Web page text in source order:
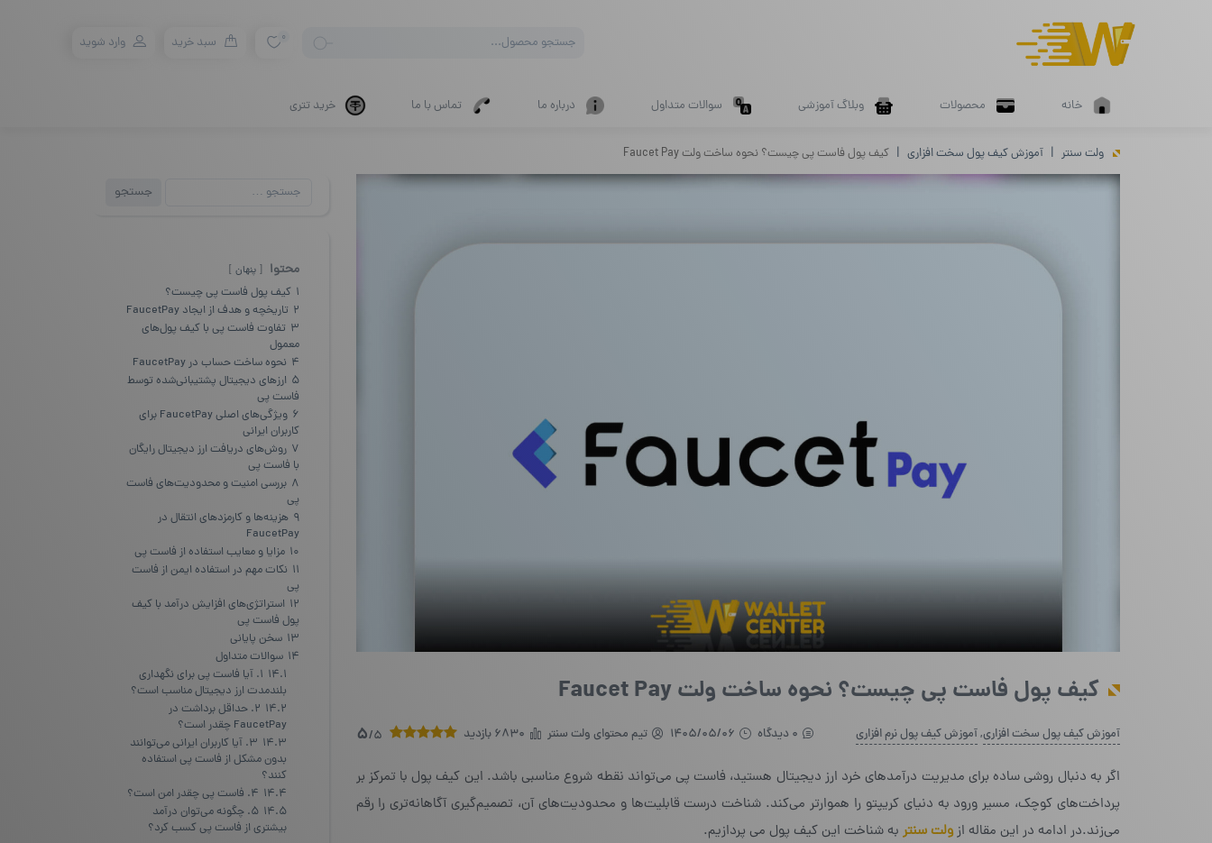
search
0 سبد خرید وارد شوید
خانه محصولات وبلاگ آموزشی سوالات متداول درباره ما تماس با ما خرید تتری
ولت سنتر آموزش کیف پول سخت افزاری کیف پول فاست پی چیست؟ نحوه ساخت ولت Faucet Pay
کیف پول فاست پی چیست؟ نحوه ساخت ولت Faucet Pay
آموزش کیف پول سخت افزاری,آموزش کیف پول نرم افزاری 0 دیدگاه 1405/05/06 تیم محتوای ولت سنتر 6830 بازدید 5/5
اگر به دنبال روشی ساده برای مدیریت درآمدهای خرد ارز دیجیتال هستید، فاست پی می‌تواند نقطه شروع مناسبی باشد. این کیف پول با تمرکز بر
پرداخت‌های کوچک، مسیر ورود به دنیای کریپتو را هموارتر می‌کند. شناخت درست قابلیت‌ها و محدودیت‌های آن، تصمیم‌گیری آگاهانه‌تری را رقم
می‌زند.در ادامه در این مقاله ازولت سنتر به شناخت این کیف پول می پردازیم.
جستجو
جستجو
محتوا پنهان
1 کیف پول فاست پی چیست؟
2 تاریخچه و هدف از ایجاد FaucetPay
3 تفاوت فاست پی با کیف پول‌های
معمول
4 نحوه ساخت حساب در FaucetPay
5 ارزهای دیجیتال پشتیبانی‌شده توسط
فاست پی
6
ویژگی‌های اصلی FaucetPay برای
کاربران ایرانی
7 روش‌های دریافت ارز دیجیتال رایگان
با فاست پی
8 بررسی امنیت و محدودیت‌های فاست
پی
9 هزینه‌ها و کارمزدهای انتقال در
FaucetPay
10 مزایا و معایب استفاده از فاست پی
11 نکات مهم در استفاده ایمن از فاست
پی
12 استراتژی‌های افزایش درآمد با کیف
پول فاست پی
13 سخن پایانی
14 سوالات متداول
14.1 ۱. آیا فاست پی برای نگهداری
بلندمدت ارز دیجیتال مناسب است؟
14.2
۲. حداقل برداشت در
FaucetPay چقدر است؟
14.3
۳. آیا کاربران ایرانی می‌توانند
بدون مشکل از فاست پی استفاده
کنند؟
14.4 ۴. فاست پی چقدر امن است؟
14.5
۵. چگونه می‌توان درآمد
بیشتری از فاست پی کسب کرد؟